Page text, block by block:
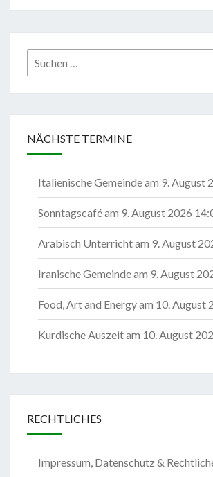
Suchen
nach:
NÄCHSTE TERMINE
Italienische Gemeindeam 9. August
Sonntagscaféam 9. August 2026
Arabisch Unterrichtam 9. August
Iranische Gemeindeam 9. August
Food, Art and Energyam 10. August
Kurdische Auszeitam 10. August
RECHTLICHES
Impressum, Datenschutz &